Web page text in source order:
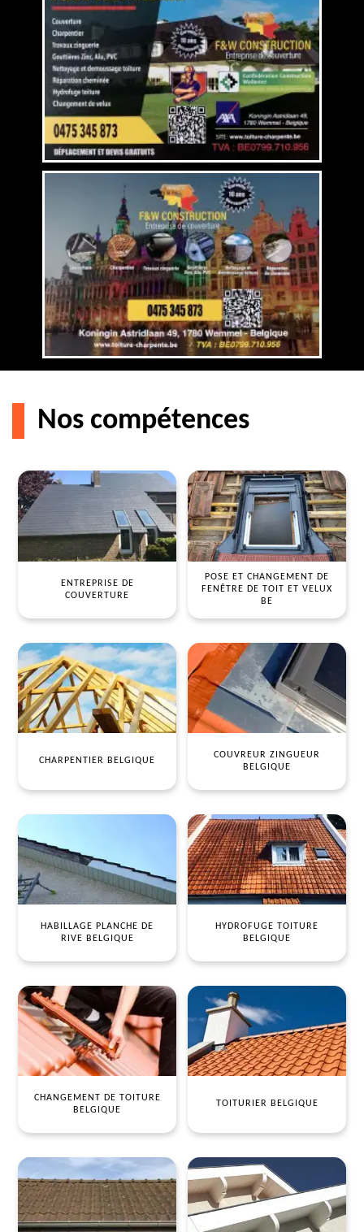
Nos compétences
ENTREPRISE DE
COUVERTURE
POSE ET CHANGEMENT DE
FENÊTRE DE TOIT ET VELUX
BE
CHARPENTIER BELGIQUE
COUVREUR ZINGUEUR
BELGIQUE
HABILLAGE PLANCHE DE
RIVE BELGIQUE
HYDROFUGE TOITURE
BELGIQUE
CHANGEMENT DE TOITURE
BELGIQUE
TOITURIER BELGIQUE